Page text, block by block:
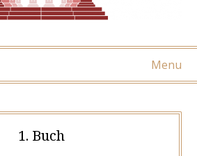
Menu
1. Buch